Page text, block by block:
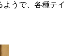
うで、各種テイ